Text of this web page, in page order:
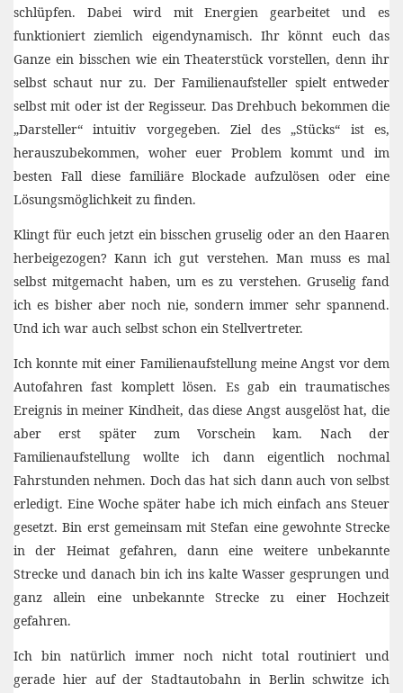
schlüpfen. Dabei wird mit Energien gearbeitet und es
funktioniert ziemlich eigendynamisch. Ihr könnt euch das
Ganze ein bisschen wie ein Theaterstück vorstellen, denn ihr
selbst schaut nur zu. Der Familienaufsteller spielt entweder
selbst mit oder ist der Regisseur. Das Drehbuch bekommen die
„Darsteller“ intuitiv vorgegeben. Ziel des „Stücks“ ist es,
herauszubekommen, woher euer Problem kommt und im
besten Fall diese familiäre Blockade aufzulösen oder eine
Lösungsmöglichkeit zu finden.
Klingt für euch jetzt ein bisschen gruselig oder an den Haaren
herbeigezogen? Kann ich gut verstehen. Man muss es mal
selbst mitgemacht haben, um es zu verstehen. Gruselig fand
ich es bisher aber noch nie, sondern immer sehr spannend.
Und ich war auch selbst schon ein Stellvertreter.
Ich konnte mit einer Familienaufstellung meine Angst vor dem
Autofahren fast komplett lösen. Es gab ein traumatisches
Ereignis in meiner Kindheit, das diese Angst ausgelöst hat, die
aber erst später zum Vorschein kam. Nach der
Familienaufstellung wollte ich dann eigentlich nochmal
Fahrstunden nehmen. Doch das hat sich dann auch von selbst
erledigt. Eine Woche später habe ich mich einfach ans Steuer
gesetzt. Bin erst gemeinsam mit Stefan eine gewohnte Strecke
in der Heimat gefahren, dann eine weitere unbekannte
Strecke und danach bin ich ins kalte Wasser gesprungen und
ganz allein eine unbekannte Strecke zu einer Hochzeit
gefahren.
Ich bin natürlich immer noch nicht total routiniert und
gerade hier auf der Stadtautobahn in Berlin schwitze ich